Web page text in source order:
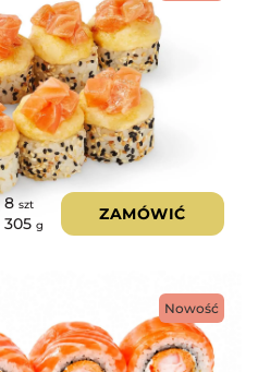
8 szt
305 g
ZAMÓWIĆ
Nowość